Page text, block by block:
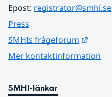
Epost: registrator@smhi.se
Press
SMHIs frågeforum
Mer kontaktinformation
SMHI-länkar